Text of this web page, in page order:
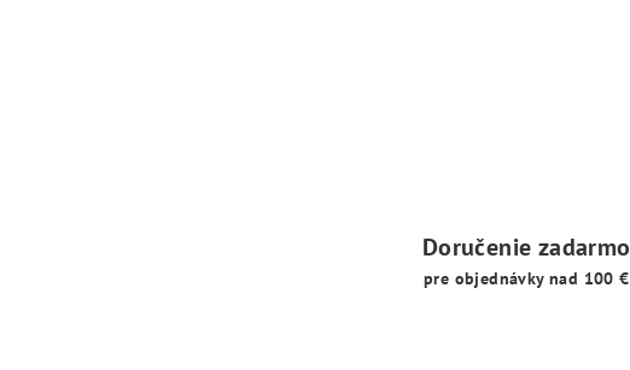
Doručenie zadarmo
pre objednávky nad 100 €